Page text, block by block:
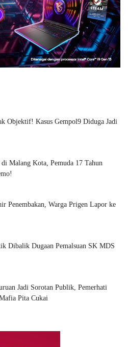
Objektif! Kasus Gempol9 Diduga Jadi
Malang Kota, Pemuda 17 Tahun
Penembakan, Warga Prigen Lapor ke
Dibalik Dugaan Pemalsuan SK MDS
Jadi Sorotan Publik, Pemerhati
Pita Cukai